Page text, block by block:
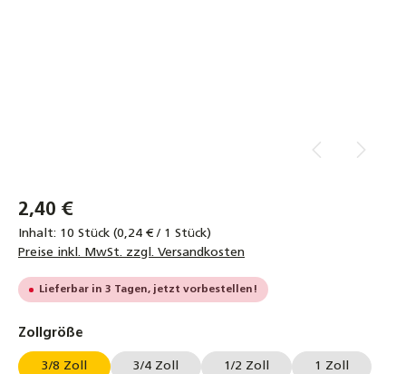
2,40 €
Inhalt: 10 Stück (0,24 € / 1 Stück)
Preise inkl. MwSt. zzgl. Versandkosten
Lieferbar in 3 Tagen, jetzt vorbestellen!
Zollgröße
3/8 Zoll 3/4 Zoll 1/2 Zoll 1 Zoll